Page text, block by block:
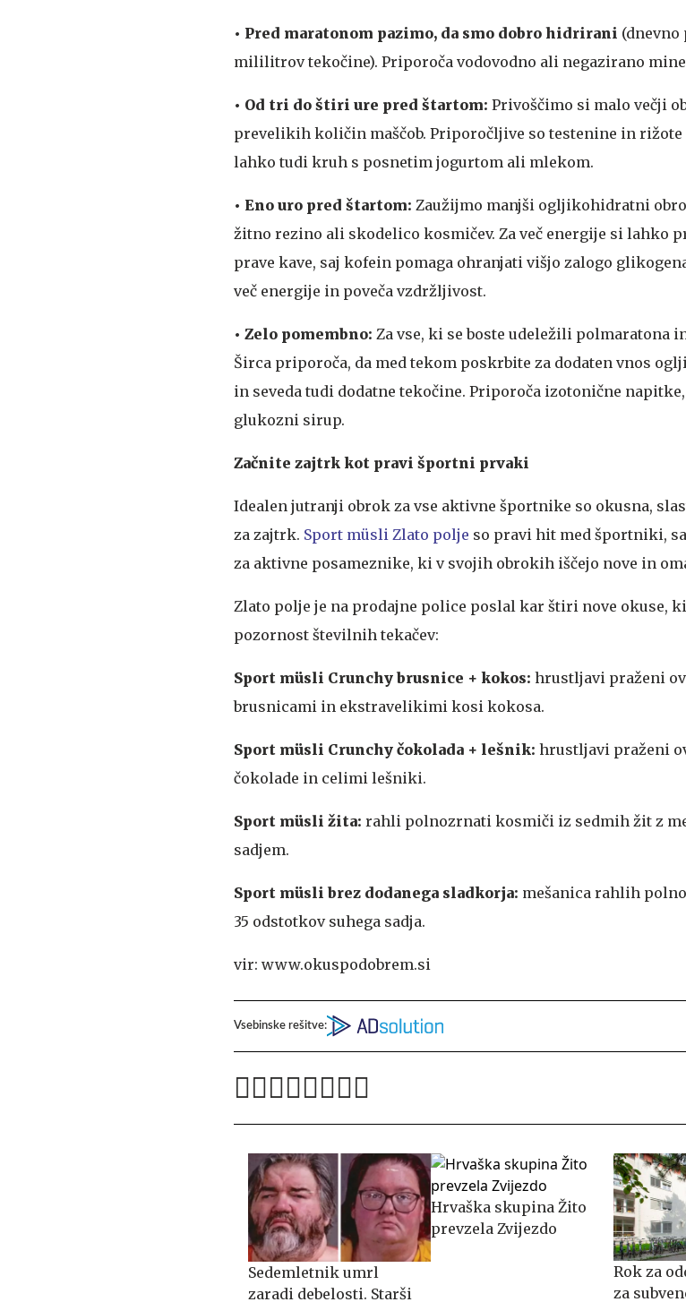
• Pred maratonom pazimo, da smo dobro hidrirani (dnevno
mililitrov tekočine). Priporoča vodovodno ali negazirano
• Od tri do štiri ure pred štartom: Privoščimo si malo večji
prevelikih količin maščob. Priporočljive so testenine in
lahko tudi kruh s posnetim jogurtom ali mlekom.
• Eno uro pred štartom: Zaužijmo manjši ogljikohidratni
žitno rezino ali skodelico kosmičev. Za več energije si lahko
prave kave, saj kofein pomaga ohranjati višjo zalogo
več energije in poveča vzdržljivost.
• Zelo pomembno: Za vse, ki se boste udeležili polmaratona
Širca priporoča, da med tekom poskrbite za dodaten vnos
in seveda tudi dodatne tekočine. Priporoča izotonične
glukozni sirup.
Začnite zajtrk kot pravi športni prvaki
Idealen jutranji obrok za vse aktivne športnike so okusna,
za zajtrk. Sport müsli Zlato polje so pravi hit med športniki,
za aktivne posameznike, ki v svojih obrokih iščejo nove in
Zlato polje je na prodajne police poslal kar štiri nove okuse,
pozornost številnih tekačev:
Sport müsli Crunchy brusnice + kokos: hrustljavi praženi
brusnicami in ekstravelikimi kosi kokosa.
Sport müsli Crunchy čokolada + lešnik: hrustljavi praženi
čokolade in celimi lešniki.
Sport müsli žita: rahli polnozrnati kosmiči iz sedmih žit z
sadjem.
Sport müsli brez dodanega sladkorja: mešanica rahlih
35 odstotkov suhega sadja.
vir: www.okuspodobrem.si
Vsebinske rešitve:
Sedemletnik umrl
zaradi debelosti. Starši
Hrvaška skupina Žito
prevzela Zvijezdo
​​​​​​​Rok za
za